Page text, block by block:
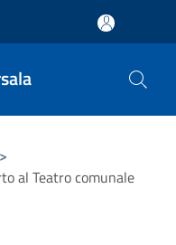
>
al Teatro comunale